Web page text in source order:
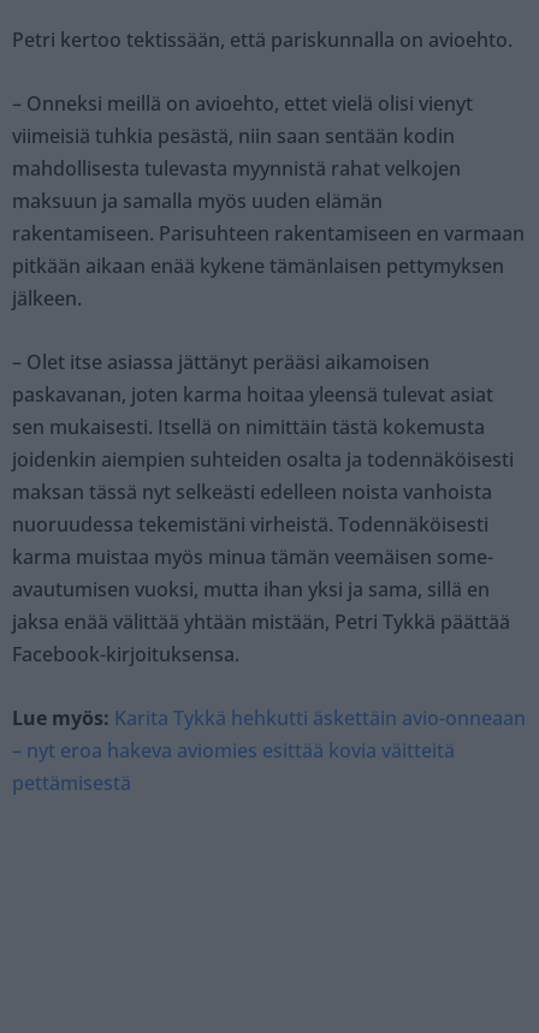
Petri kertoo tektissään, että pariskunnalla on avioehto.
– Onneksi meillä on avioehto, ettet vielä olisi vienyt
viimeisiä tuhkia pesästä, niin saan sentään kodin
mahdollisesta tulevasta myynnistä rahat velkojen
maksuun ja samalla myös uuden elämän
rakentamiseen. Parisuhteen rakentamiseen en varmaan
pitkään aikaan enää kykene tämänlaisen pettymyksen
jälkeen.
– Olet itse asiassa jättänyt perääsi aikamoisen
paskavanan, joten karma hoitaa yleensä tulevat asiat
sen mukaisesti. Itsellä on nimittäin tästä kokemusta
joidenkin aiempien suhteiden osalta ja todennäköisesti
maksan tässä nyt selkeästi edelleen noista vanhoista
nuoruudessa tekemistäni virheistä. Todennäköisesti
karma muistaa myös minua tämän veemäisen some-
avautumisen vuoksi, mutta ihan yksi ja sama, sillä en
jaksa enää välittää yhtään mistään, Petri Tykkä päättää
Facebook-kirjoituksensa.
Lue myös: Karita Tykkä hehkutti äskettäin avio-onneaan
– nyt eroa hakeva aviomies esittää kovia väitteitä
pettämisestä